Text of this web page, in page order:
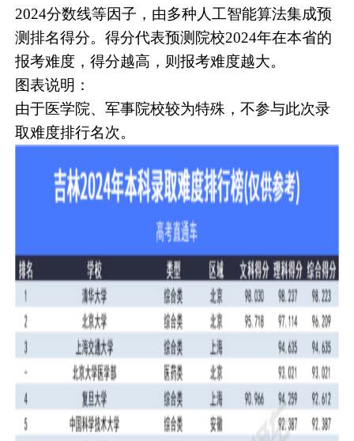
2024分数线等因子，由多种人工智能算法集成预
测排名得分。得分代表预测院校2024年在本省的
报考难度，得分越高，则报考难度越大。
图表说明：
由于医学院、军事院校较为特殊，不参与此次录
取难度排行名次。